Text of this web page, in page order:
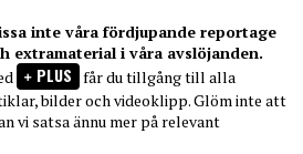
inte våra fördjupande reportage
extramaterial i våra avslöjanden.
PLUS får du tillgång till alla
bilder och videoklipp. Glöm inte att
vi satsa ännu mer på relevant